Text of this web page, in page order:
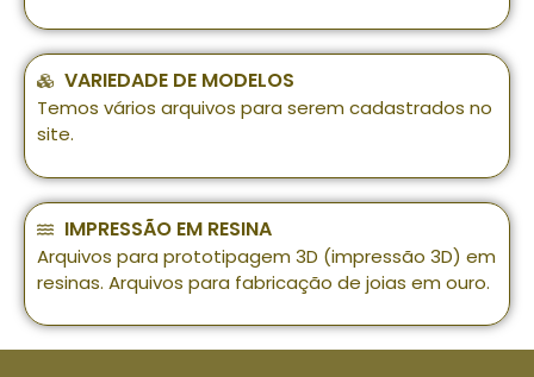
VARIEDADE DE MODELOS
Temos vários arquivos para serem cadastrados no
site.
IMPRESSÃO EM RESINA
Arquivos para prototipagem 3D (impressão 3D) em
resinas. Arquivos para fabricação de joias em ouro.